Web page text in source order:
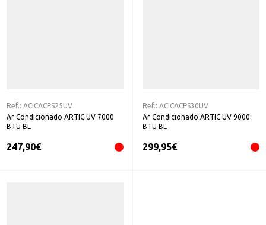
Ref.: ACICACPS25UV
Ar Condicionado ARTIC UV 7000
BTU BL
247,90€
Ref.: ACICACPS30UV
Ar Condicionado ARTIC UV 9000
BTU BL
299,95€